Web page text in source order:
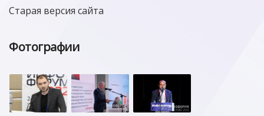
Старая версия сайта
Фотографии